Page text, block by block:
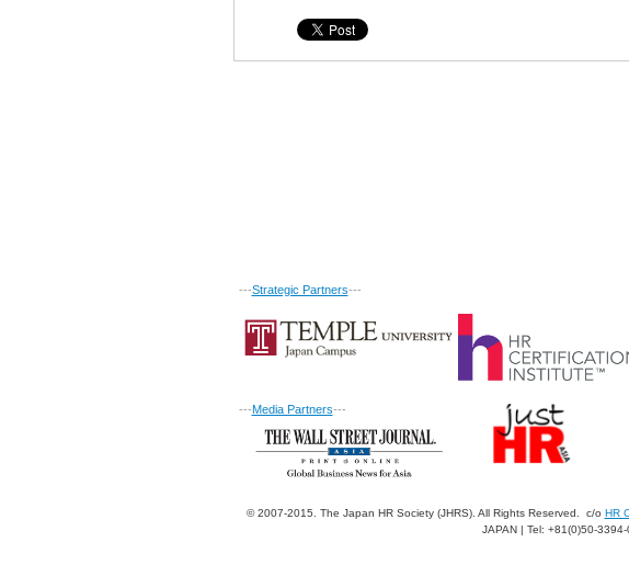
---Strategic Partners---
---Media Partners---
© 2007-2015. The Japan HR Society (JHRS). All Rights Reserved. c/o HR
JAPAN | Tel: +81(0)50-